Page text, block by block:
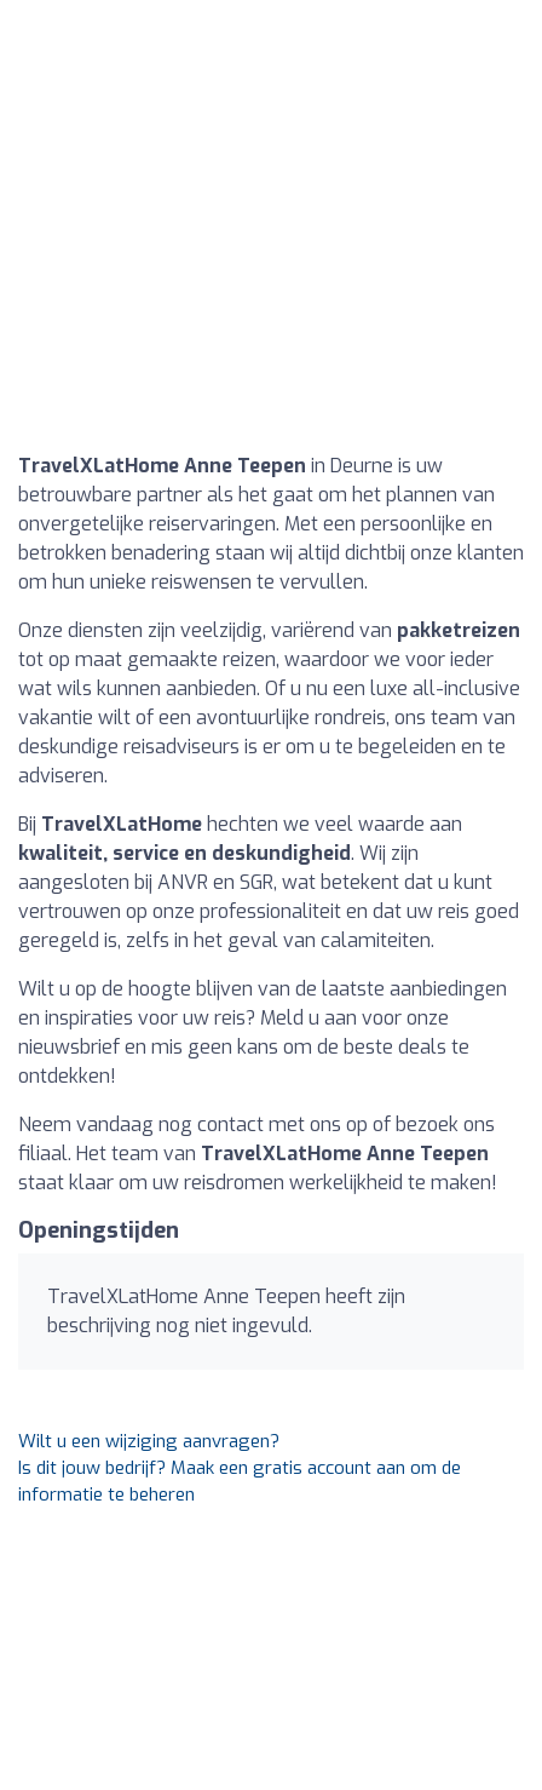
TravelXLatHome Anne Teepen in Deurne is uw
betrouwbare partner als het gaat om het plannen van
onvergetelijke reiservaringen. Met een persoonlijke en
betrokken benadering staan wij altijd dichtbij onze klanten
om hun unieke reiswensen te vervullen.
Onze diensten zijn veelzijdig, variërend van pakketreizen
tot op maat gemaakte reizen, waardoor we voor ieder
wat wils kunnen aanbieden. Of u nu een luxe all-inclusive
vakantie wilt of een avontuurlijke rondreis, ons team van
deskundige reisadviseurs is er om u te begeleiden en te
adviseren.
Bij TravelXLatHome hechten we veel waarde aan
kwaliteit, service en deskundigheid. Wij zijn
aangesloten bij ANVR en SGR, wat betekent dat u kunt
vertrouwen op onze professionaliteit en dat uw reis goed
geregeld is, zelfs in het geval van calamiteiten.
Wilt u op de hoogte blijven van de laatste aanbiedingen
en inspiraties voor uw reis? Meld u aan voor onze
nieuwsbrief en mis geen kans om de beste deals te
ontdekken!
Neem vandaag nog contact met ons op of bezoek ons
filiaal. Het team van TravelXLatHome Anne Teepen
staat klaar om uw reisdromen werkelijkheid te maken!
Openingstijden
TravelXLatHome Anne Teepen heeft zijn
beschrijving nog niet ingevuld.
Wilt u een wijziging aanvragen?
Is dit jouw bedrijf? Maak een gratis account aan om de
informatie te beheren